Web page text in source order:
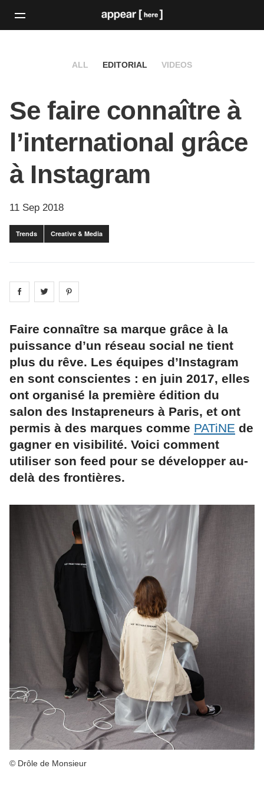
ALL EDITORIAL VIDEOS
Se faire connaître à
l’international grâce
à Instagram
11 Sep 2018
Trends Creative & Media
Share on facebook
Share on
Faire connaître sa marque grâce à la
puissance d’un réseau social ne tient
plus du rêve. Les équipes d’Instagram
en sont conscientes : en juin 2017, elles
ont organisé la première édition du
salon des Instapreneurs à Paris, et ont
permis à des marques comme PATiNE de
gagner en visibilité. Voici comment
utiliser son feed pour se développer au-
delà des frontières.
© Drôle de Monsieur